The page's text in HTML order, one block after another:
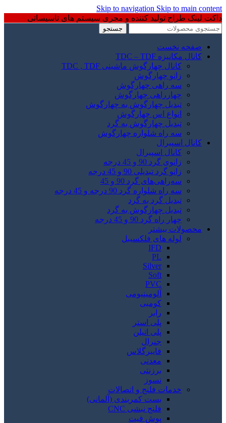
Skip to navigation Skip to main content
داکت لینک طراح تولید کننده و مجری سیستم های تاسیساتی
جستجو
صفحه نخست
کانال مکانیزه TDC – TDF
کانال چهارگوش ماشینی TDC , TDF
زانو چهارگوش
سه راهی چهارگوش
چهارراهی چهارگوش
تبدیل چهارگوش به چهارگوش
انواع اس چهارگوش
تبدیل چهارگوش به گرد
سه راه شلواره چهارگوش
کانال اسپیرال
کانال اسپیرال
زانوی گرد 90 و 45 درجه
زانو گرد تبدیلی 90 و 45 درجه
سه‌راهی‌های گرد 90 و 45
سه راه شلواره گرد 90 درجه و 45 درجه
تبدیل گرد به گرد
تبدیل چهارگوش به گرد
چهار راه گرد 90 و 45 درجه
محصولات بیشتر
لوله های فلکسیبل
IFD
PL
Silver
Soft
PVC
آلومینیومی
کومبی
رابر
پلی استر
پلی اتیلن
جنرال
فایبرگلاس
معدنی
برزنتی
نسوز
خدمات فلنج و اتصالات
بست کمربندی (آلمانی)
فلنج نبشی CNC
پوش فیت